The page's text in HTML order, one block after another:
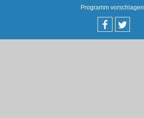
Programm vorschlagen